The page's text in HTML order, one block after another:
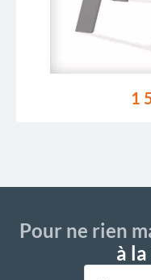
1
Pour ne rien
à